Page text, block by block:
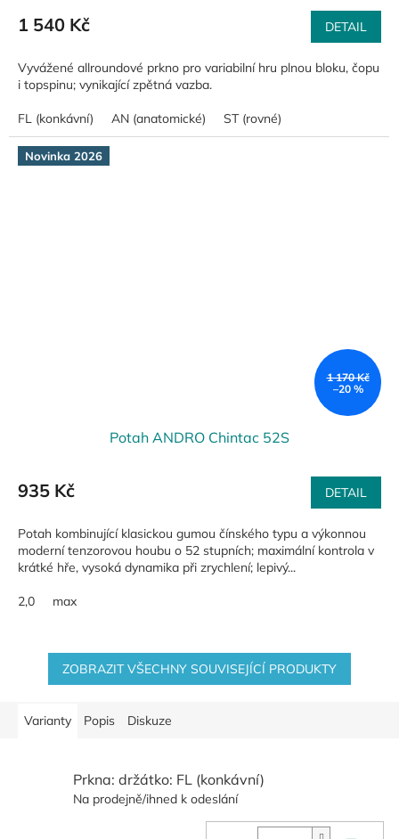
1 540 Kč DETAIL
Vyvážené allroundové prkno pro variabilní hru plnou bloku, čopu
i topspinu; vynikající zpětná vazba.
FL (konkávní) AN (anatomické) ST (rovné)
Novinka 2026
1 170 Kč
–20 %
Potah ANDRO Chintac 52S
935 Kč DETAIL
Potah kombinující klasickou gumou čínského typu a výkonnou
moderní tenzorovou houbu o 52 stupních; maximální kontrola v
krátké hře, vysoká dynamika při zrychlení; lepivý...
2,0 max
ZOBRAZIT VŠECHNY SOUVISEJÍCÍ PRODUKTY
Varianty Popis Diskuze
Prkna: držátko: FL (konkávní)
Na prodejně/ihned k odeslání